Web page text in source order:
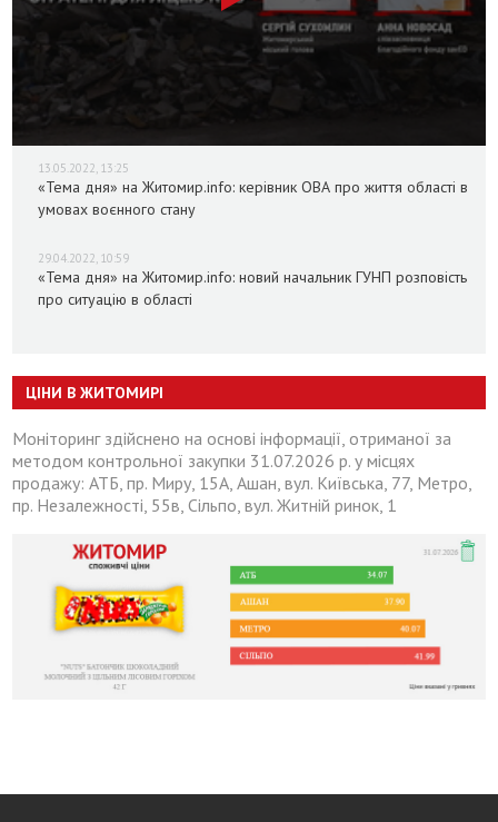
13.05.2022, 13:25
«Тема дня» на Житомир.info: керівник ОВА про життя області в
умовах воєнного стану
29.04.2022, 10:59
«Тема дня» на Житомир.info: новий начальник ГУНП розповість
про ситуацію в області
ЦІНИ В ЖИТОМИРІ
Моніторинг здійснено на основі інформації, отриманої за
методом контрольної закупки 31.07.2026 р. у місцях
продажу: АТБ, пр. Миру, 15А, Ашан, вул. Київська, 77, Метро,
пр. Незалежності, 55в, Сільпо, вул. Житній ринок, 1